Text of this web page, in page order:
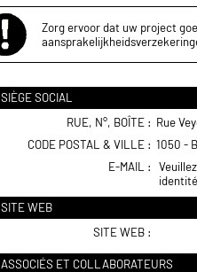
Zorg ervoor dat uw project
SIÈGE SOCIAL
RUE, N°, BOÎTE : Rue
CODE POSTAL & VILLE : 1050 -
E-MAIL :
SITE WEB
SITE WEB :
ASSOCIÉS ET COLLABORATEURS